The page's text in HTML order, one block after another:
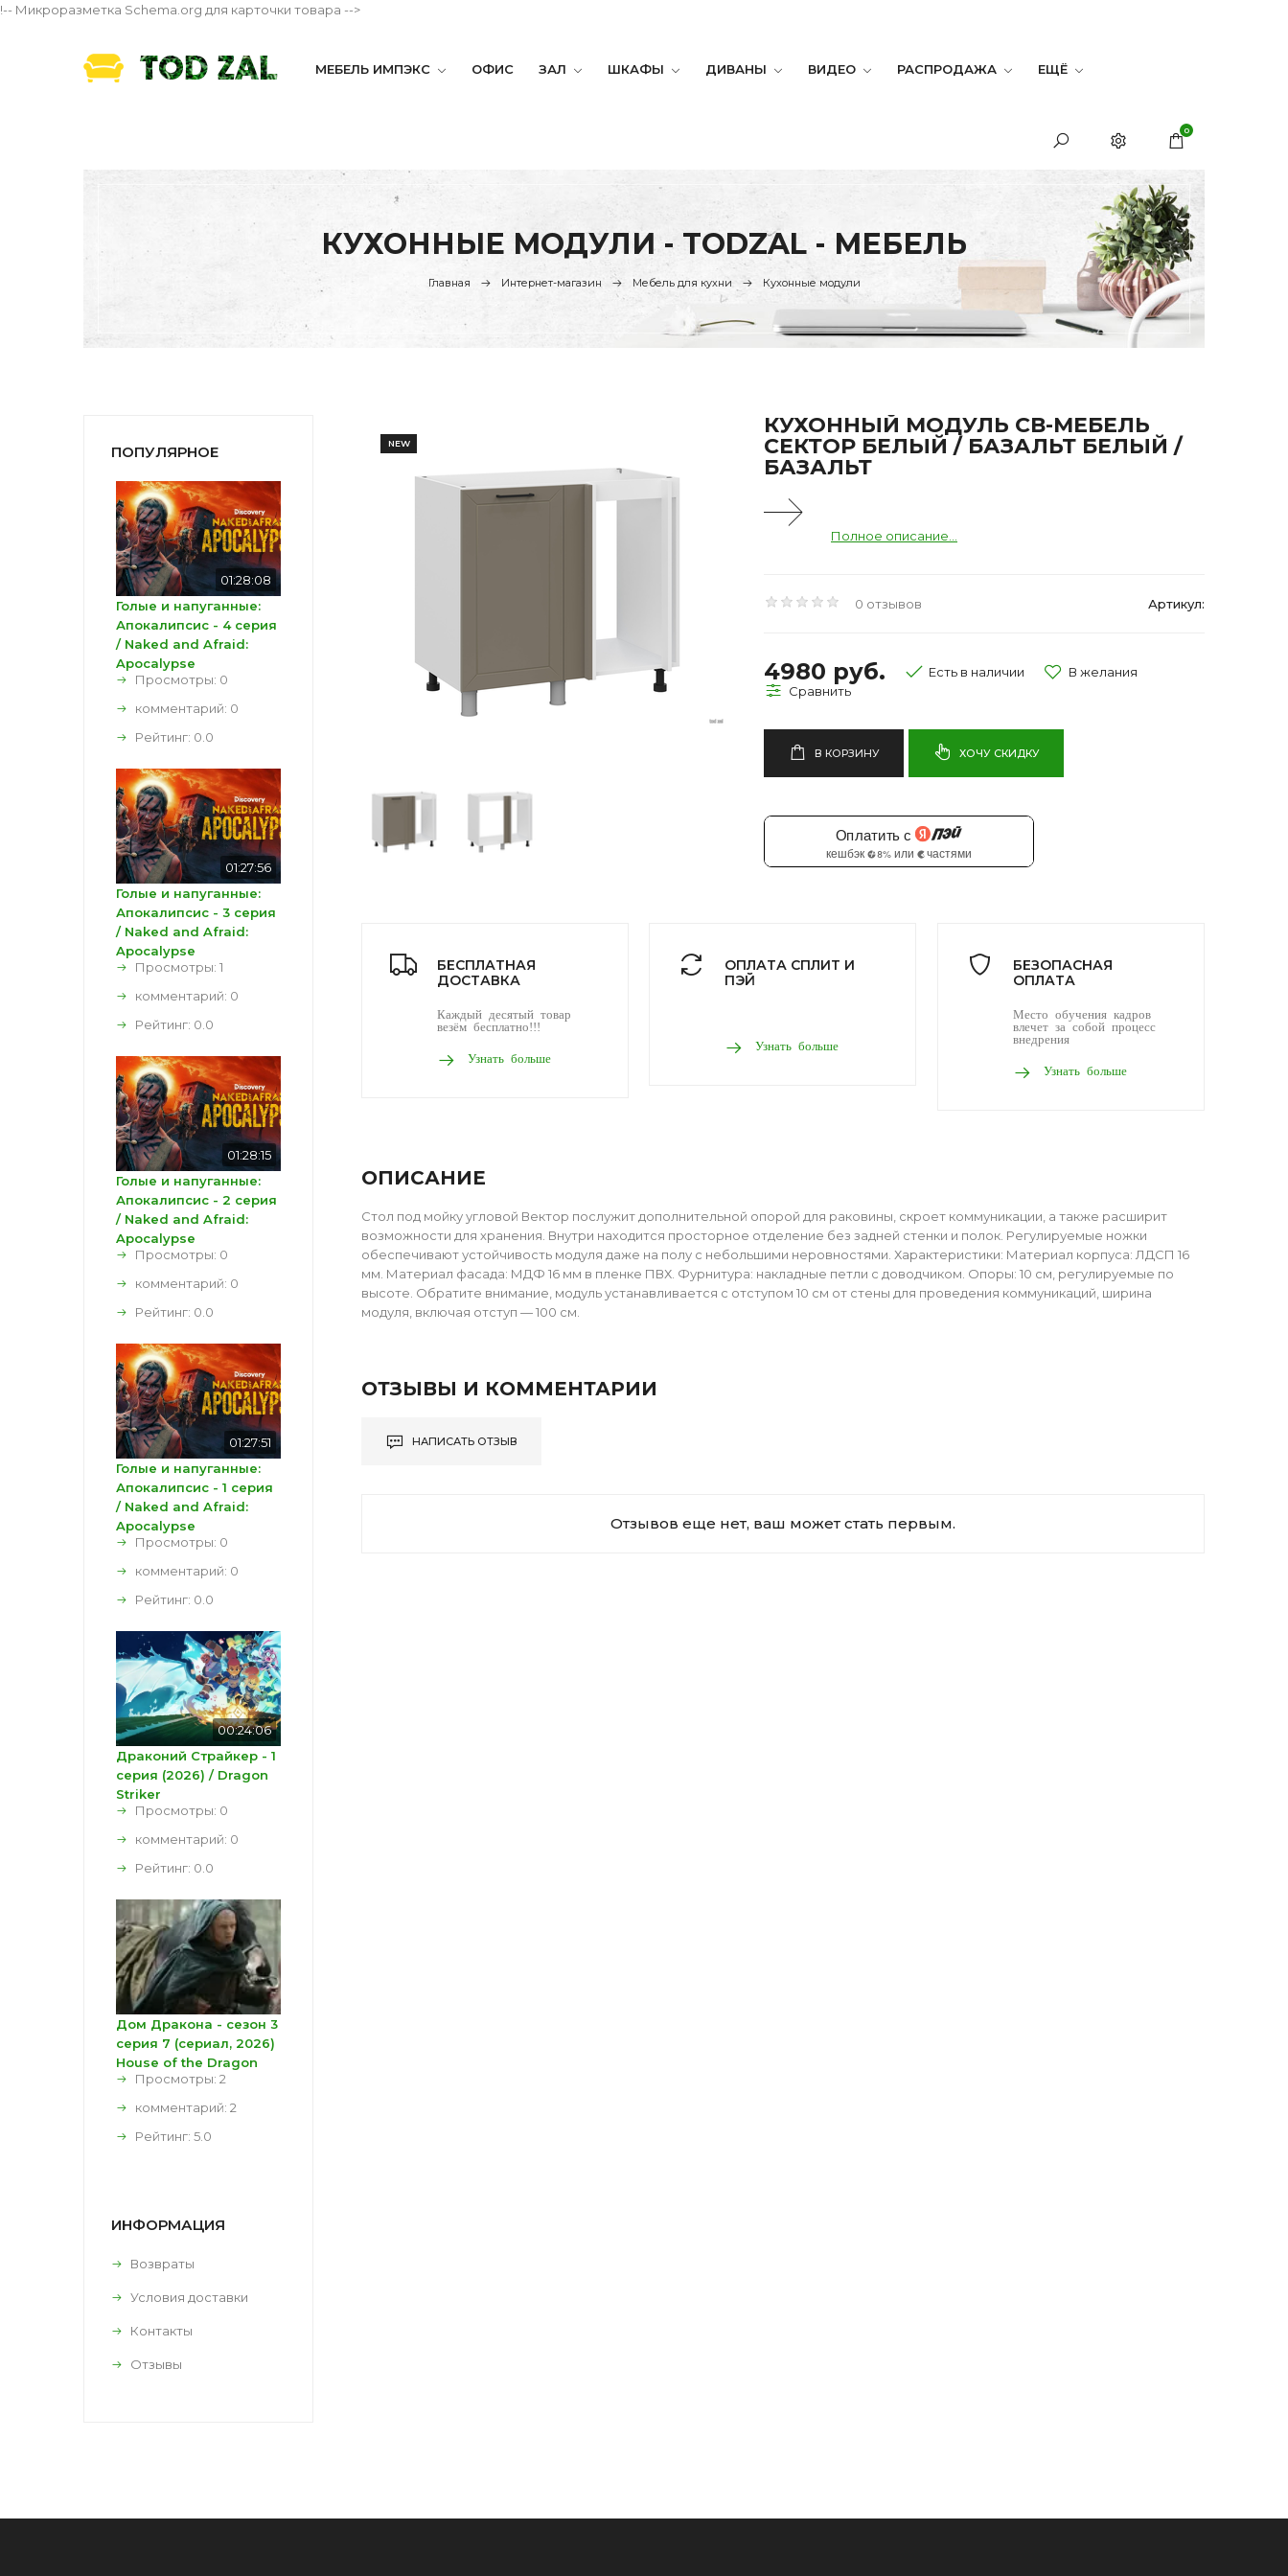
!-- Микроразметка Schema.org для карточки товара -->
МЕБЕЛЬ ИМПЭКС ОФИС ЗАЛ ШКАФЫ ДИВАНЫ ВИДЕО РАСПРОДАЖА ЕЩЁ
0
КУХОННЫЕ МОДУЛИ - TODZAL - МЕБЕЛЬ
Главная Интернет-магазин Мебель для кухни Кухонные модули
NEW
КУХОННЫЙ МОДУЛЬ СВ-МЕБЕЛЬ
СЕКТОР БЕЛЫЙ / БАЗАЛЬТ БЕЛЫЙ /
БАЗАЛЬТ
Полное описание...
0 отзывов Артикул:
4980 руб. Есть в наличии
В КОРЗИНУ ХОЧУ СКИДКУ
БЕСПЛАТНАЯ
ДОСТАВКА
Каждый десятый товар
везём бесплатно!!!
Узнать больше
ОПЛАТА СПЛИТ И
ПЭЙ
Узнать больше
БЕЗОПАСНАЯ
ОПЛАТА
Место обучения кадров
влечет за собой процесс
внедрения
Узнать больше
ОПИСАНИЕ
Стол под мойку угловой Вектор послужит дополнительной опорой для раковины, скроет коммуникации, а также расширит
возможности для хранения. Внутри находится просторное отделение без задней стенки и полок. Регулируемые ножки
обеспечивают устойчивость модуля даже на полу с небольшими неровностями. Характеристики: Материал корпуса: ЛДСП 16
мм. Материал фасада: МДФ 16 мм в пленке ПВХ. Фурнитура: накладные петли с доводчиком. Опоры: 10 см, регулируемые по
высоте. Обратите внимание, модуль устанавливается с отступом 10 см от стены для проведения коммуникаций, ширина
модуля, включая отступ — 100 см.
ОТЗЫВЫ И КОММЕНТАРИИ
НАПИСАТЬ ОТЗЫВ
Отзывов еще нет, ваш может стать первым.
ПОПУЛЯРНОЕ
01:28:08
Голые и напуганные:
Апокалипсис - 4 серия
/ Naked and Afraid:
Apocalypse
Просмотры: 0
комментарий: 0
Рейтинг: 0.0
01:27:56
Голые и напуганные:
Апокалипсис - 3 серия
/ Naked and Afraid:
Apocalypse
Просмотры: 1
комментарий: 0
Рейтинг: 0.0
01:28:15
Голые и напуганные:
Апокалипсис - 2 серия
/ Naked and Afraid:
Apocalypse
Просмотры: 0
комментарий: 0
Рейтинг: 0.0
01:27:51
Голые и напуганные:
Апокалипсис - 1 серия
/ Naked and Afraid:
Apocalypse
Просмотры: 0
комментарий: 0
Рейтинг: 0.0
00:24:06
Драконий Страйкер - 1
серия (2026) / Dragon
Striker
Просмотры: 0
комментарий: 0
Рейтинг: 0.0
Дом Дракона - сезон 3
серия 7 (сериал, 2026)
House of the Dragon
Просмотры: 2
комментарий: 2
Рейтинг: 5.0
ИНФОРМАЦИЯ
Возвраты
Условия доставки
Контакты
Отзывы